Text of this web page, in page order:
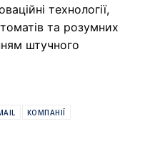
технології,
та розумних
штучного
КОМПАНІЇ